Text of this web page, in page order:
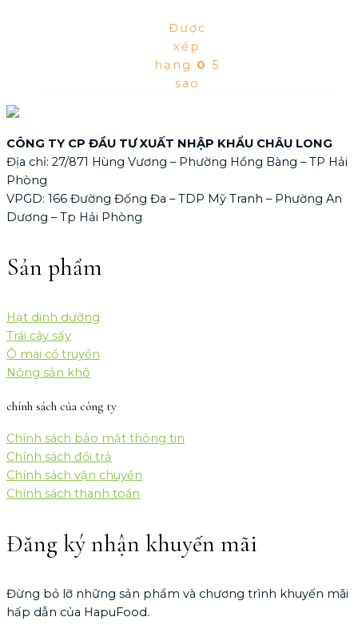
Được
xếp
hạng 0 5
sao
CÔNG TY CP ĐẦU TƯ XUẤT NHẬP KHẨU CHÂU LONG
Địa chỉ: 27/871 Hùng Vương – Phường Hồng Bàng – TP Hải
Phòng
VPGD: 166 Đường Đống Đa – TDP Mỹ Tranh – Phường An
Dương – Tp Hải Phòng
Sản phẩm
Hạt dinh dưỡng
Trái cây sấy
Ô mai cổ truyền
Nông sản khô
chính sách của công ty
Chính sách bảo mật thông tin
Chính sách đổi trả
Chính sách vận chuyển
Chính sách thanh toán
Đăng ký nhận khuyến mãi
Đừng bỏ lỡ những sản phẩm và chương trình khuyến mãi
hấp dẫn của HapuFood.